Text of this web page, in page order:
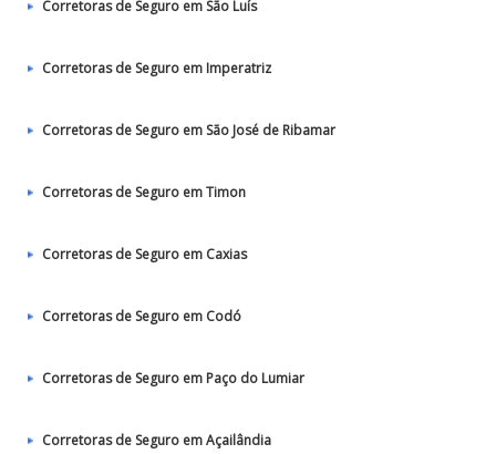
Corretoras de Seguro em São Luís
Corretoras de Seguro em Imperatriz
Corretoras de Seguro em São José de Ribamar
Corretoras de Seguro em Timon
Corretoras de Seguro em Caxias
Corretoras de Seguro em Codó
Corretoras de Seguro em Paço do Lumiar
Corretoras de Seguro em Açailândia